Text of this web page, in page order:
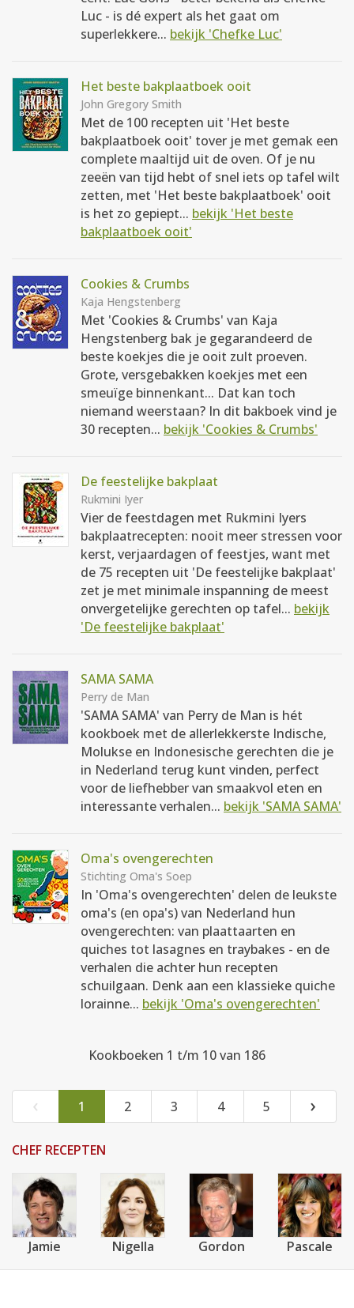
Luc - is dé expert als het gaat om
superlekkere... bekijk 'Chefke Luc'
Het beste bakplaatboek ooit
John Gregory Smith
Met de 100 recepten uit 'Het beste
bakplaatboek ooit' tover je met gemak een
complete maaltijd uit de oven. Of je nu
zeeën van tijd hebt of snel iets op tafel wilt
zetten, met 'Het beste bakplaatboek' ooit
is het zo gepiept... bekijk 'Het beste
bakplaatboek ooit'
Cookies & Crumbs
Kaja Hengstenberg
Met 'Cookies & Crumbs' van Kaja
Hengstenberg bak je gegarandeerd de
beste koekjes die je ooit zult proeven.
Grote, versgebakken koekjes met een
smeuïge binnenkant... Dat kan toch
niemand weerstaan? In dit bakboek vind je
30 recepten... bekijk 'Cookies & Crumbs'
De feestelijke bakplaat
Rukmini Iyer
Vier de feestdagen met Rukmini Iyers
bakplaatrecepten: nooit meer stressen voor
kerst, verjaardagen of feestjes, want met
de 75 recepten uit 'De feestelijke bakplaat'
zet je met minimale inspanning de meest
onvergetelijke gerechten op tafel... bekijk
'De feestelijke bakplaat'
SAMA SAMA
Perry de Man
'SAMA SAMA' van Perry de Man is hét
kookboek met de allerlekkerste Indische,
Molukse en Indonesische gerechten die je
in Nederland terug kunt vinden, perfect
voor de liefhebber van smaakvol eten en
interessante verhalen... bekijk 'SAMA SAMA'
Oma's ovengerechten
Stichting Oma's Soep
In 'Oma's ovengerechten' delen de leukste
oma's (en opa's) van Nederland hun
ovengerechten: van plaattaarten en
quiches tot lasagnes en traybakes - en de
verhalen die achter hun recepten
schuilgaan. Denk aan een klassieke quiche
lorainne... bekijk 'Oma's ovengerechten'
Kookboeken 1 t/m 10 van 186
‹ 1 2 3 4 5 ›
CHEF RECEPTEN
Jamie Nigella Gordon Pascale